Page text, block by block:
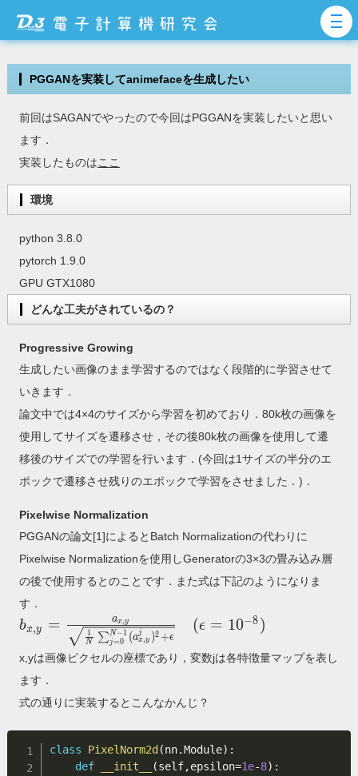
PGGANを実装してanimefaceを生成したい
前回はSAGANでやったので今回はPGGANを実装したいと思い
ます．
実装したものはここ
環境
python 3.8.0
pytorch 1.9.0
GPU GTX1080
どんな工夫がされているの？
Progressive Growing
生成したい画像のまま学習するのではなく段階的に学習させて
いきます．
論文中では4×4のサイズから学習を初めており．80k枚の画像を
使用してサイズを遷移させ，その後80k枚の画像を使用して遷
移後のサイズでの学習を行います．(今回は1サイズの半分のエ
ポックで遷移させ残りのエポックで学習をさせました．)．
Pixelwise Normalization
PGGANの論文[1]によるとBatch Normalizationの代わりに
Pixelwise Normalizationを使用しGeneratorの3×3の畳み込み層
の後で使用するとのことです．また式は下記のようになりま
す．
b_{x,y}=\frac{a_{x,y}}
{\sqrt{\frac{1}
{N}\sum_{j=0}^{N-1}
(a_{x,y}^j)^2+\epsilon}}
(\epsilon=10^{-8})
bx,y =
N
1 ∑ j=0
N −1 (ax ,y
j )2 +ϵ
ax ,y (ϵ = 10−8)
x,yは画像ピクセルの座標であり，変数jは各特徴量マップを表し
ます．
式の通りに実装するとこんなかんじ？
class PixelNorm2d (nn.Module) :
def
__init__ (self,epsilon=1e-8) :